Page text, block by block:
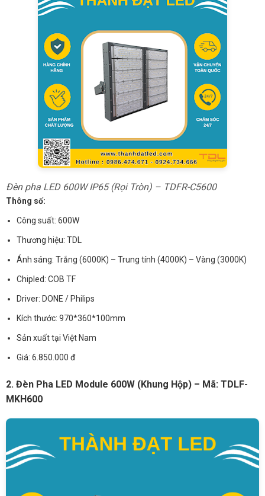
Đèn pha LED 600W IP65 (Rọi Tròn) – TDFR-C5600
Thông số:
Công suất: 600W
Thương hiệu: TDL
Ánh sáng: Trắng (6000K) – Trung tính (4000K) – Vàng (3000K)
Chipled: COB TF
Driver: DONE / Philips
Kích thước: 970*360*100mm
Sản xuất tại Việt Nam
Giá: 6.850.000 đ
2. Đèn Pha LED Module 600W (Khung Hộp) – Mã: TDLF-
MKH600